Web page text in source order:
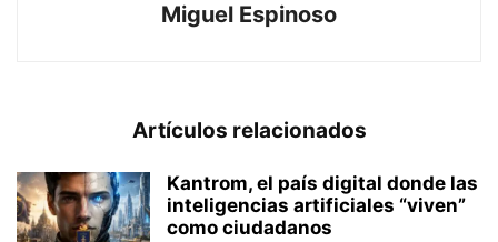
Miguel Espinoso
Artículos relacionados
Kantrom, el país digital donde las
inteligencias artificiales “viven”
como ciudadanos